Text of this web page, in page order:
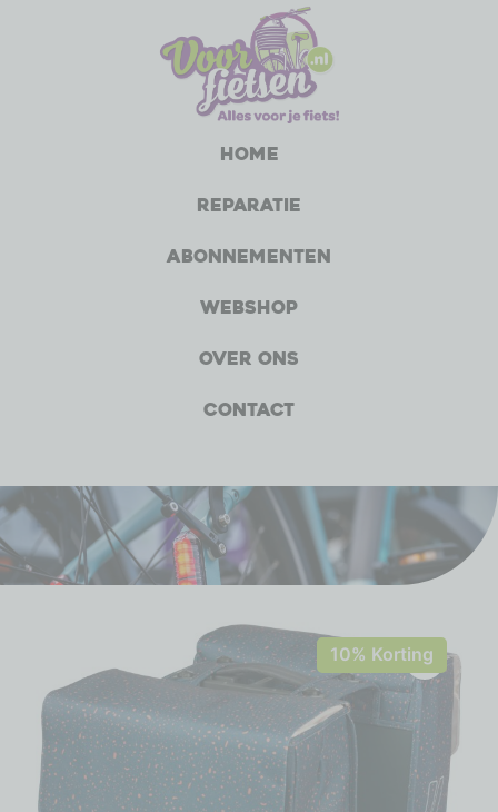
Home
Reparatie
Abonnementen
Webshop
Over ons
Contact
10% Korting